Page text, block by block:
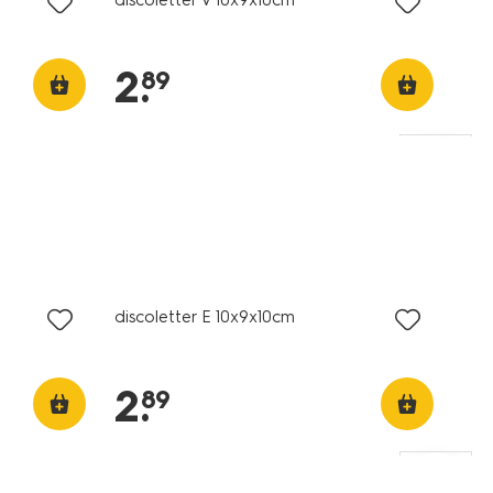
2.
89
discoletter E 10x9x10cm
2.
89